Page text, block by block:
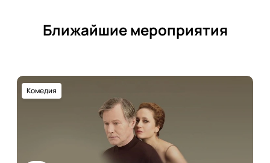
Ближайшие мероприятия
Комедия